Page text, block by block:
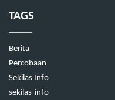
TAGS
Berita
Percobaan
Sekilas Info
sekilas-info